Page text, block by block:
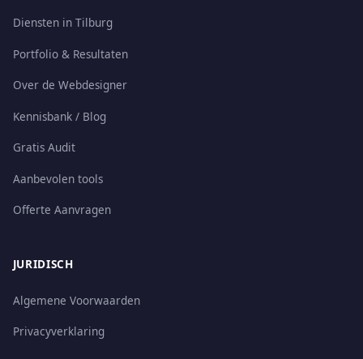
Diensten in Tilburg
Portfolio & Resultaten
Over de Webdesigner
Kennisbank / Blog
Gratis Audit
Aanbevolen tools
Offerte Aanvragen
JURIDISCH
Algemene Voorwaarden
Privacyverklaring